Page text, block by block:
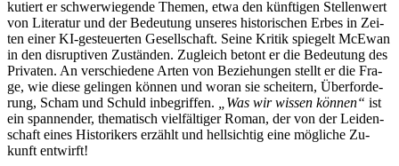
ku­tiert er schwer­wie­gen­de The­men, et­wa den künf­ti­gen Stel­len­wert
von Li­te­ra­tur und der Be­deu­tung un­se­res his­to­ri­schen Er­bes in Zei­
ten ei­ner KI-ge­steu­er­ten Ge­sell­schaft. Sei­ne Kri­tik spie­gelt McE­wan
in den dis­rup­ti­ven Zu­stän­den. Zu­gleich be­tont er die Be­deu­tung des
Pri­va­ten. An ver­schie­de­ne Ar­ten von Be­zie­hun­gen stellt er die Fra­
ge, wie die­se ge­lin­gen kön­nen und wor­an sie schei­tern, Über­for­de­
rung, Scham und Schuld in­be­grif­fen.
„Was wir wis­sen kön­nen“ ist
ein span­nen­der, the­ma­tisch viel­fäl­ti­ger Ro­man, der von der Lei­den­
schaft ei­nes His­to­ri­kers er­zählt und hell­sich­tig ei­ne mög­li­che Zu­
kunft entwirft!